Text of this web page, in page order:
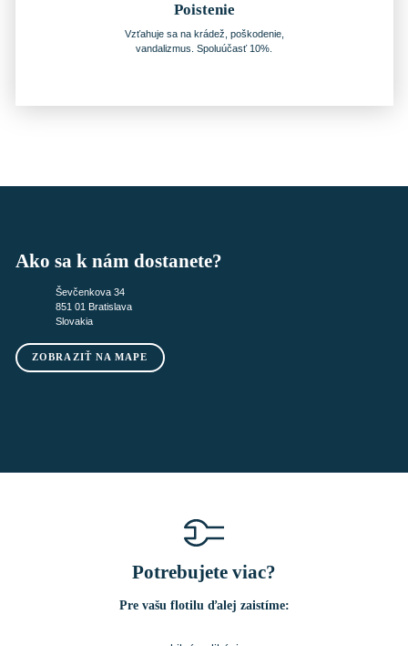
Poistenie
Vzťahuje sa na krádež, poškodenie,
vandalizmus. Spoluúčasť 10%.
Ako sa k nám dostanete?
Ševčenkova 34
851 01 Bratislava
Slovakia
ZOBRAZIŤ NA MAPE
Potrebujete viac?
Pre vašu flotilu ďalej zaistíme: